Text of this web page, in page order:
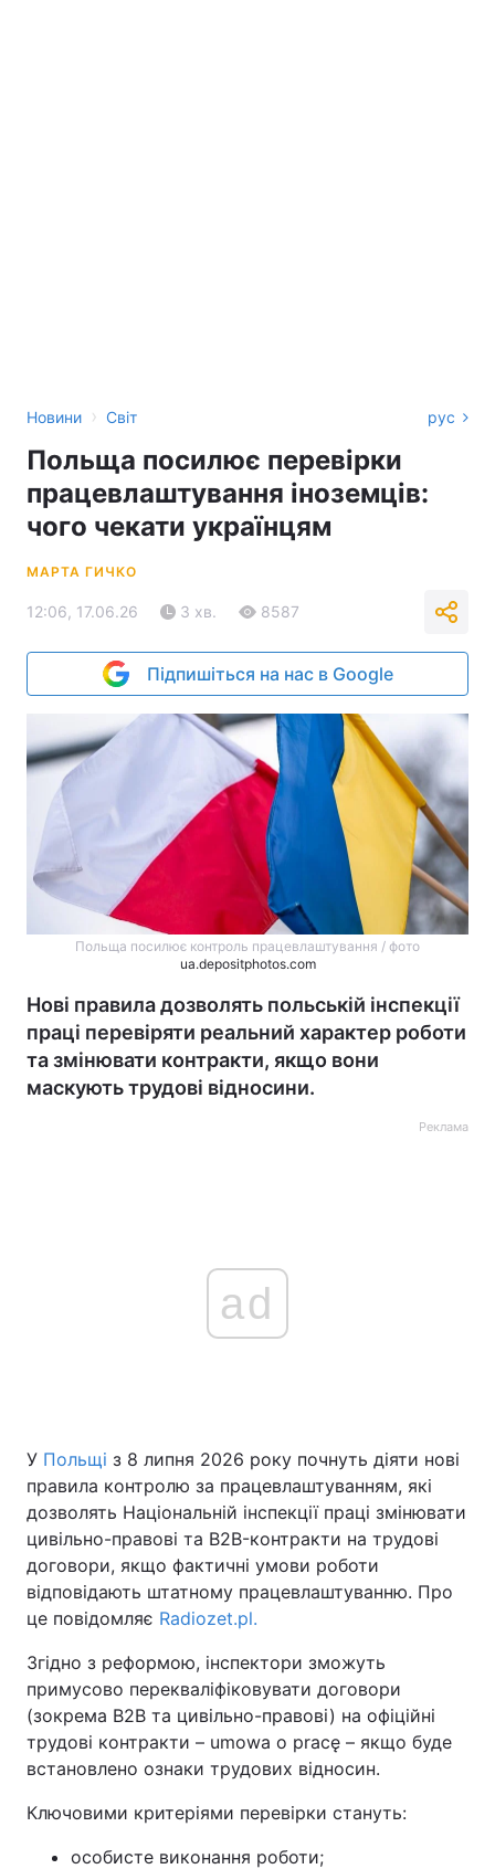
Новини › Світ рус
Польща посилює перевірки
працевлаштування іноземців:
чого чекати українцям
МАРТА ГИЧКО
12:06, 17.06.26 3 хв. 8587
Підпишіться на нас в Google
Польща посилює контроль працевлаштування / фото
ua.depositphotos.com
Нові правила дозволять польській інспекції
праці перевіряти реальний характер роботи
та змінювати контракти, якщо вони
маскують трудові відносини.
Реклама
ad
У Польщі з 8 липня 2026 року почнуть діяти нові
правила контролю за працевлаштуванням, які
дозволять Національній інспекції праці змінювати
цивільно-правові та B2B-контракти на трудові
договори, якщо фактичні умови роботи
відповідають штатному працевлаштуванню. Про
це повідомляє Radiozet.pl.
Згідно з реформою, інспектори зможуть
примусово перекваліфіковувати договори
(зокрема B2B та цивільно-правові) на офіційні
трудові контракти – umowa o pracę – якщо буде
встановлено ознаки трудових відносин.
Ключовими критеріями перевірки стануть:
особисте виконання роботи;